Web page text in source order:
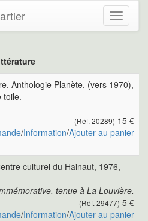
Toggle
Anthologie Planète, (vers 1970),
toile.
(Réf. 20289) 15 €
/Information/Ajouter au panier
culturel du Hainaut, 1976,
tenue à La Louvière.
(Réf. 29477) 5 €
/Information/Ajouter au panier